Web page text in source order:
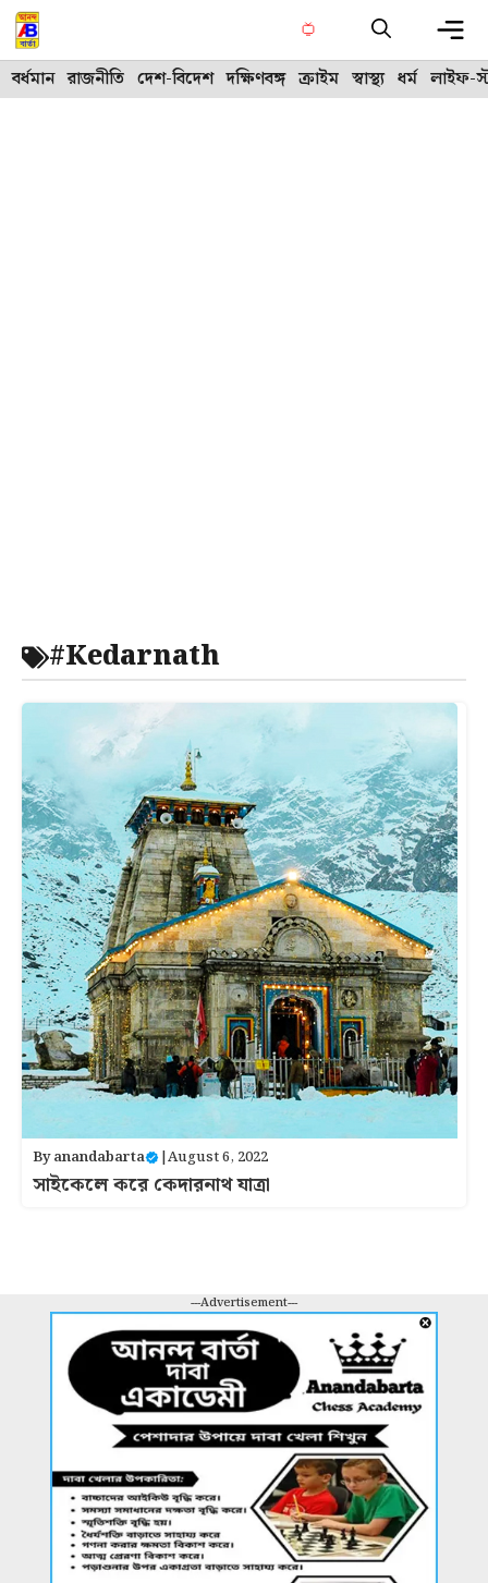
Skip
to
content
বর্ধমান রাজনীতি দেশ-বিদেশ দক্ষিণবঙ্গ ক্রাইম স্বাস্থ্য ধর্ম লাইফ-
#Kedarnath
Byanandabarta |August 6, 2022
সাইকেলে করে কেদারনাথ যাত্রা
---Advertisement---